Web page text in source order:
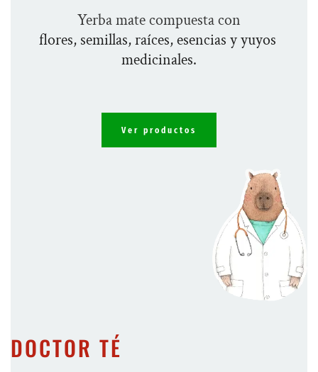
Yerba mate compuesta con
flores, semillas, raíces, esencias y yuyos
medicinales.
Ver productos
DOCTOR TÉ